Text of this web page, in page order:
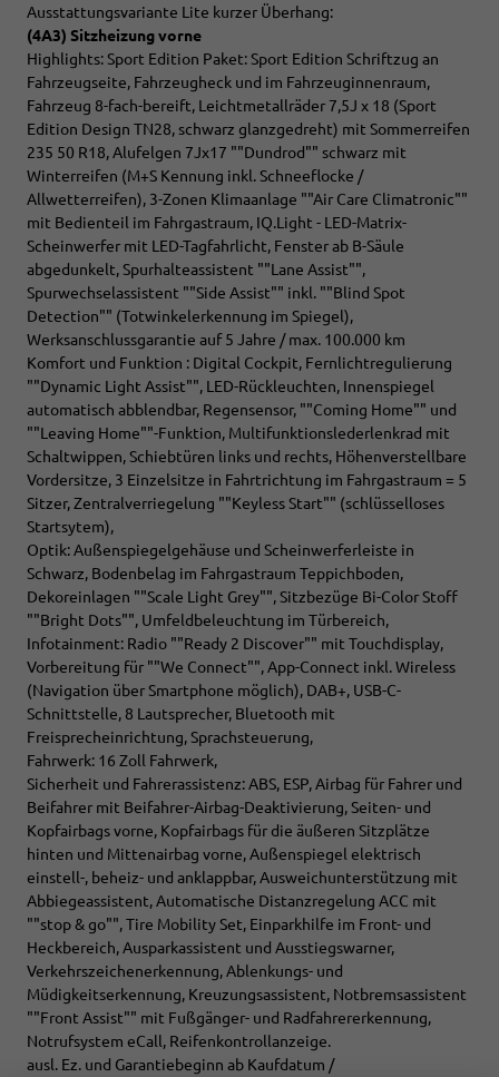
Ausstattungsvariante Lite kurzer Überhang:
(4A3) Sitzheizung vorne
Highlights: Sport Edition Paket: Sport Edition Schriftzug an
Fahrzeugseite, Fahrzeugheck und im Fahrzeuginnenraum,
Fahrzeug 8-fach-bereift, Leichtmetallräder 7,5J x 18 (Sport
Edition Design TN28, schwarz glanzgedreht) mit Sommerreifen
235 50 R18, Alufelgen 7Jx17 ""Dundrod"" schwarz mit
Winterreifen (M+S Kennung inkl. Schneeflocke /
Allwetterreifen), 3-Zonen Klimaanlage ""Air Care Climatronic""
mit Bedienteil im Fahrgastraum, IQ.Light - LED-Matrix-
Scheinwerfer mit LED-Tagfahrlicht, Fenster ab B-Säule
abgedunkelt, Spurhalteassistent ""Lane Assist"",
Spurwechselassistent ""Side Assist"" inkl. ""Blind Spot
Detection"" (Totwinkelerkennung im Spiegel),
Werksanschlussgarantie auf 5 Jahre / max. 100.000 km
Komfort und Funktion : Digital Cockpit, Fernlichtregulierung
""Dynamic Light Assist"", LED-Rückleuchten, Innenspiegel
automatisch abblendbar, Regensensor, ""Coming Home"" und
""Leaving Home""-Funktion, Multifunktionslederlenkrad mit
Schaltwippen, Schiebtüren links und rechts, Höhenverstellbare
Vordersitze, 3 Einzelsitze in Fahrtrichtung im Fahrgastraum = 5
Sitzer, Zentralverriegelung ""Keyless Start"" (schlüsselloses
Startsytem),
Optik: Außenspiegelgehäuse und Scheinwerferleiste in
Schwarz, Bodenbelag im Fahrgastraum Teppichboden,
Dekoreinlagen ""Scale Light Grey"", Sitzbezüge Bi-Color Stoff
""Bright Dots"", Umfeldbeleuchtung im Türbereich,
Infotainment: Radio ""Ready 2 Discover"" mit Touchdisplay,
Vorbereitung für ""We Connect"", App-Connect inkl. Wireless
(Navigation über Smartphone möglich), DAB+, USB-C-
Schnittstelle, 8 Lautsprecher, Bluetooth mit
Freisprecheinrichtung, Sprachsteuerung,
Fahrwerk: 16 Zoll Fahrwerk,
Sicherheit und Fahrerassistenz: ABS, ESP, Airbag für Fahrer und
Beifahrer mit Beifahrer-Airbag-Deaktivierung, Seiten- und
Kopfairbags vorne, Kopfairbags für die äußeren Sitzplätze
hinten und Mittenairbag vorne, Außenspiegel elektrisch
einstell-, beheiz- und anklappbar, Ausweichunterstützung mit
Abbiegeassistent, Automatische Distanzregelung ACC mit
""stop & go"", Tire Mobility Set, Einparkhilfe im Front- und
Heckbereich, Ausparkassistent und Ausstiegswarner,
Verkehrszeichenerkennung, Ablenkungs- und
Müdigkeitserkennung, Kreuzungsassistent, Notbremsassistent
""Front Assist"" mit Fußgänger- und Radfahrererkennung,
Notrufsystem eCall, Reifenkontrollanzeige.
ausl. Ez. und Garantiebeginn ab Kaufdatum /